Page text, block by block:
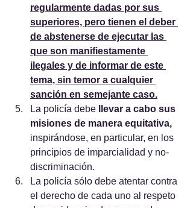
regularmente dadas por sus
superiores, pero tienen el deber
de abstenerse de ejecutar las
que son manifiestamente
ilegales y de informar de este
tema, sin temor a cualquier
sanción en semejante caso.
La policía debe llevar a cabo sus
misiones de manera equitativa,
inspirándose, en particular, en los
principios de imparcialidad y no-
discriminación.
La policía sólo debe atentar contra
el derecho de cada uno al respeto